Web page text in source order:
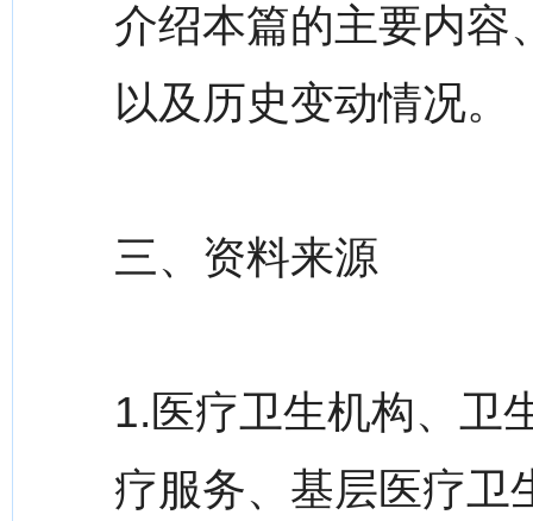
介绍本篇的主要内容
以及历史变动情况。
三、资料来源
1.医疗卫生机构、卫
疗服务、基层医疗卫